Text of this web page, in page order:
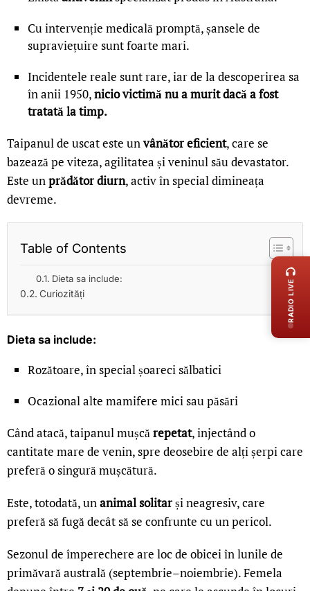
Cu intervenție medicală promptă, șansele de
supraviețuire sunt foarte mari.
Incidentele reale sunt rare, iar de la descoperirea sa
în anii 1950,nicio victimă nu a murit dacă a fost
tratată la timp.
Taipanul de uscat este unvânător eficient, care se
bazează pe viteza, agilitatea și veninul său devastator.
Este unprădător diurn, activ în special dimineața
devreme.
Table of Contents
Dieta sa include:
Curiozități
Dieta sa include:
Rozătoare, în special șoareci sălbatici
Ocazional alte mamifere mici sau păsări
Când atacă, taipanul mușcărepetat, injectând o
cantitate mare de venin, spre deosebire de alți șerpi care
preferă o singură mușcătură.
Este, totodată, unanimal solitarși neagresiv, care
preferă să fugă decât să se confrunte cu un pericol.
Sezonul de împerechere are loc de obicei în lunile de
primăvară australă (septembrie–noiembrie). Femela
LIVE
RADIO LIVE